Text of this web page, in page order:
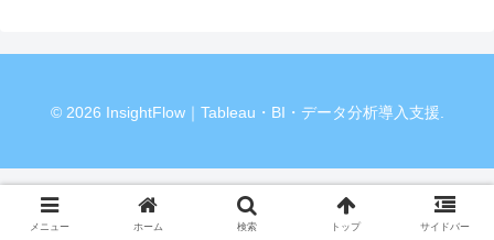
© 2026 InsightFlow｜Tableau・BI・データ分析導入支援.
メニュー ホーム 検索 トップ サイドバー